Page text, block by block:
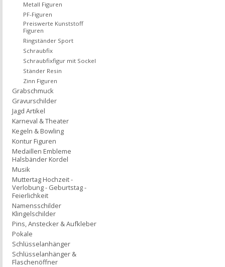
Metall Figuren
PF-Figuren
Preiswerte Kunststoff
Figuren
Ringständer Sport
Schraubfix
Schraubfixfigur mit Sockel
Ständer Resin
Zinn Figuren
Grabschmuck
Gravurschilder
Jagd Artikel
Karneval & Theater
Kegeln & Bowling
Kontur Figuren
Medaillen Embleme
Halsbänder Kordel
Musik
Muttertag Hochzeit -
Verlobung - Geburtstag -
Feierlichkeit
Namensschilder
Klingelschilder
Pins, Anstecker & Aufkleber
Pokale
Schlüsselanhänger
Schlüsselanhänger &
Flaschenöffner